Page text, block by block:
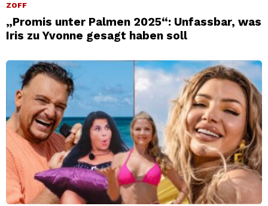
ZOFF
„Promis unter Palmen 2025“: Unfassbar, was
Iris zu Yvonne gesagt haben soll